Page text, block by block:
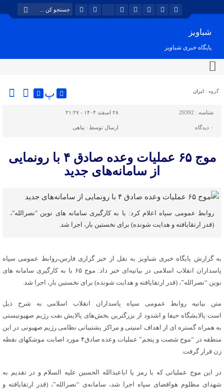
شباویز
پایگاه خبری شباویز
گروه : ایران پ
شناسه : 29392 ۲۸ اسفند ۱۴۰۴ - ۲۱:۲۷
۰ دیدگاه ارسال توسط : پناهی
موج ۶۵ عملیات وعده صادق ۴ با رونمایی
از سامانه‌های جدید
روابط عمومی سپاه اعلام کرد: با به کارگیری سامانه های نوین "نصرالله"،
(قدر ارتقایافته و هدایت شونده) برای نخستین بار، اجرا شد.
به گزارش پایگاه خبری شباویز به نقل از خبر گزاری فارس،روابط عمومی سپاه
پاسداران انقلاب اسلامی در بیانیه‌ای خبر داد: موج ۶۵ با به کارگیری سامانه های
نوین “نصرالله”، (قدر ارتقایافته و هدایت شونده) برای نخستین بار، اجرا شد.
متن بیانیه روابط عمومی سپاه پاسداران انقلاب اسلامی به شرح ذیل
است:پالایشگاه حیفا و اشدود از بزرگترین بخش‌های پالایش نفت رژیم صهیونیستی
به همراه گستره ای از اهداف امنیتی و مراکز پشتیبانی نظامی رژیم صهیونی در این
منطقه در “موج شصت و پنجم” عملیات وعده صادق۴ مورد اصابت موشکهای نقطه
زن قرار گرفت.
در این موج عملیاتی که با رمز یا اباعبدالله الحسین علیه السلام و در تقدیم به
شهدای مظلوم هوافضای سپاه اجرا شد، سامانه‌ی “نصرالله”، (قدر ارتقایافته و